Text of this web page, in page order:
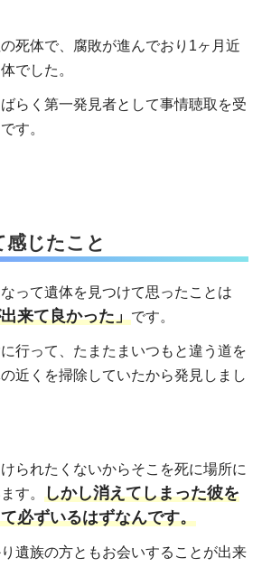
死体で、腐敗が進んでおり 1ヶ月近
でした。
らく第一発見者として事情聴取を受
す。
感じたこと
って遺体を見つけて思ったことは
来て良かった」です。
行って、たまたまいつもと違う道を
近くを掃除していたから発見しまし
られたくないからそこを死に場所に
す。 しかし消えてしまった彼を
必ずいるはずなんです。
遺族の方ともお会いすることが出来